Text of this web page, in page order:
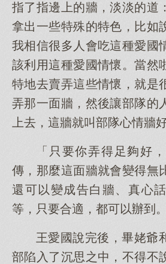
指了指邊上的牆，淡淡的道
拿出一些特殊的特色，比如
我相信很多人會吃這種愛國
該利用這種愛國情懷。當然
特地去賣弄這些情懷，就是
弄那一面牆，然後讓部隊的
上去，這牆就叫部隊心情牆
「只要你弄得足夠好
傳，那麼這面牆就會變得無
還可以變成告白牆、真心
等，只要合適，都可以辦到。
王愛國說完後，畢姥爺
部陷入了沉思之中，不得不